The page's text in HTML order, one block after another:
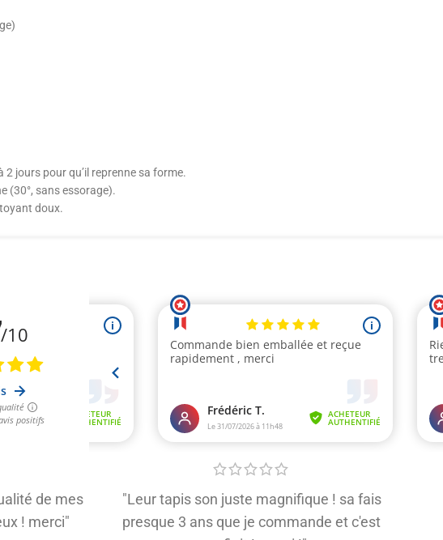
jours pour qu’il reprenne sa forme.
(30°, sans essorage).
doux.
de mes
! merci"
"Leur tapis son juste magnifique ! sa fais
presque 3 ans que je commande et c'est